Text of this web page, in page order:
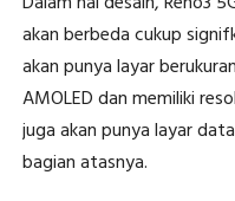
akan berbeda cukup
akan punya layar
AMOLED dan memiliki
juga akan punya layar
bagian atasnya.